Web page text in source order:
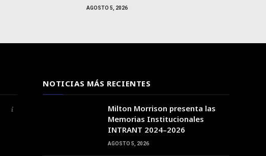
AGOSTO 5, 2026
NOTICIAS MÁS RECIENTES
Milton Morrison presenta las
Memorias Institucionales
INTRANT 2024–2026
AGOSTO 5, 2026